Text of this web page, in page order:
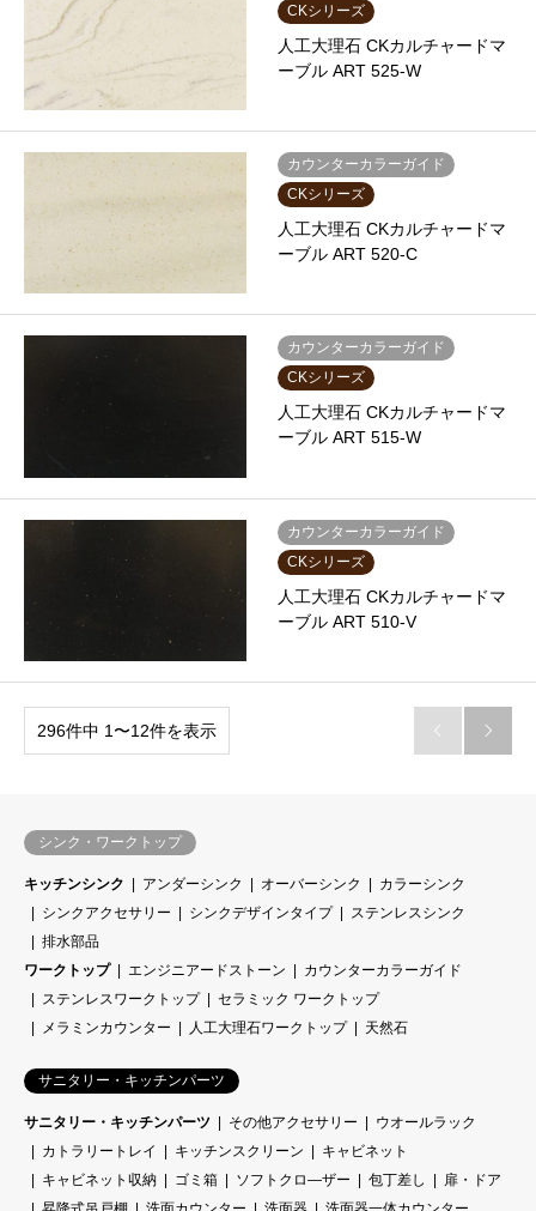
CKシリーズ
人工大理石 CKカルチャードマ
ーブル ART 525-W
カウンターカラーガイド
CKシリーズ
人工大理石 CKカルチャードマ
ーブル ART 520-C
カウンターカラーガイド
CKシリーズ
人工大理石 CKカルチャードマ
ーブル ART 515-W
カウンターカラーガイド
CKシリーズ
人工大理石 CKカルチャードマ
ーブル ART 510-V
296件中 1〜12件を表示  
シンク・ワークトップ
キッチンシンク アンダーシンク オーバーシンク
カラーシンク
シンクアクセサリー
シンクデザインタイプ
ステンレスシンク
排水部品
ワークトップ
エンジニアードストーン
カウンターカラーガイド
ステンレスワークトップ
セラミック ワークトップ
メラミンカウンター
人工大理石ワークトップ 天然石
サニタリー・キッチンパーツ
サニタリー・キッチンパーツ その他アクセサリー
ウオールラック
カトラリートレイ
キッチンスクリーン
キャビネット
キャビネット収納
ゴミ箱 ソフトクロ―ザー 包丁差し
扉・ドア